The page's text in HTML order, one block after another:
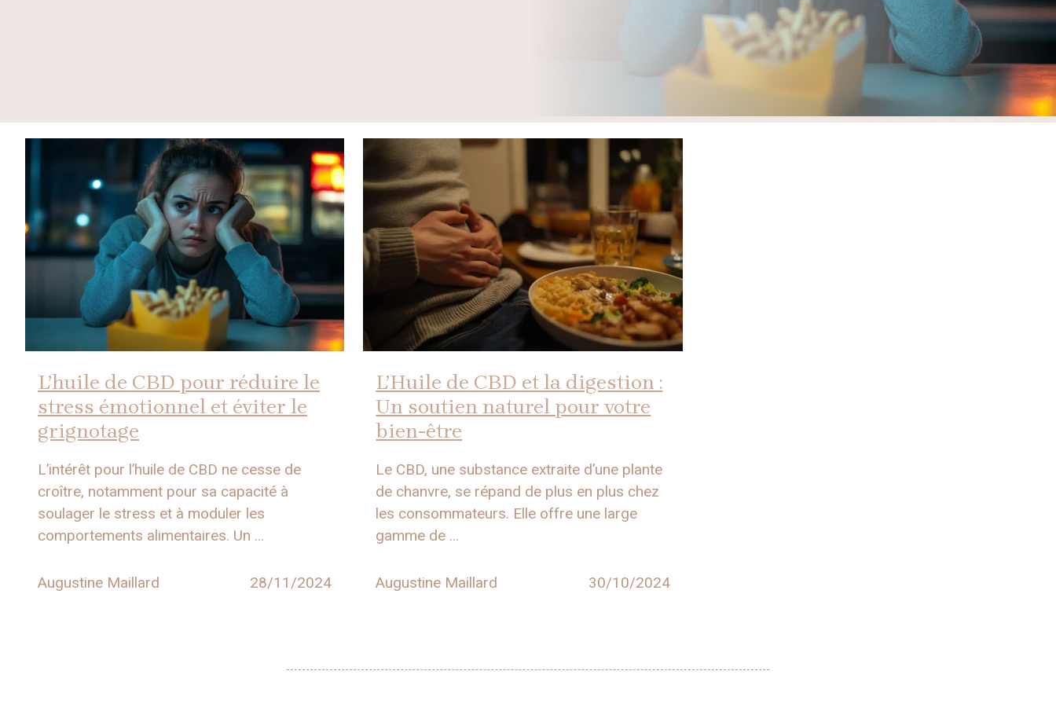
L’huile de CBD pour réduire le
stress émotionnel et éviter le
grignotage
L’intérêt pour l’huile de CBD ne cesse de
croître, notamment pour sa capacité à
soulager le stress et à moduler les
comportements alimentaires. Un ...
Augustine Maillard 28/11/2024
L’Huile de CBD et la digestion :
Un soutien naturel pour votre
bien-être
Le CBD, une substance extraite d’une plante
de chanvre, se répand de plus en plus chez
les consommateurs. Elle offre une large
gamme de ...
Augustine Maillard 30/10/2024